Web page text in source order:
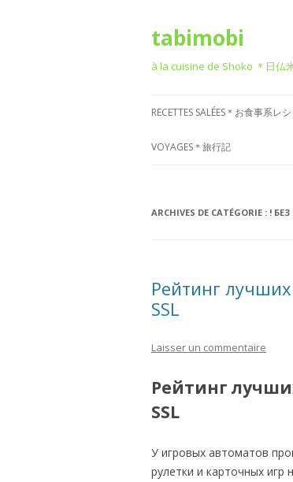
tabimobi
à la cuisine de Shoko ＊日仏
RECETTES SALÉES＊お食事系レ
RECETTE DE BENTO＊お弁当
RECETTE FRANÇAISE＊フレンチ
RECETTE CORÉENNE＊韓国風
GÂTEAUX SALÉS＊食事ケーキ
VOYAGES＊旅行記
旅行
VOYAGE DANS D’AUTRES PAYS
ARCHIVES DE CATÉGORIE : !
Рейтинг
SSL
Laisser un commentaire
Рейтинг
SSL
У игровых автоматов
рулетки и карточных игр